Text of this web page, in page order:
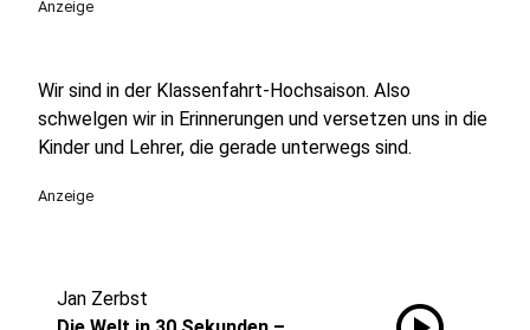
Anzeige
Wir sind in der Klassenfahrt-Hochsaison. Also
schwelgen wir in Erinnerungen und versetzen uns in die
Kinder und Lehrer, die gerade unterwegs sind.
Anzeige
Jan Zerbst